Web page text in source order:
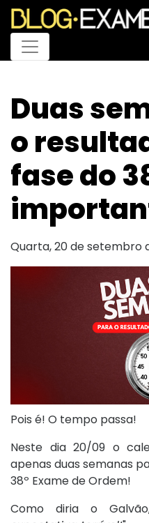
Menu
Duas
o
fase do
Quarta, 20 de setembro
Pois é! O tempo passa!
Neste dia 20/09 o
apenas duas semanas
38º Exame de Ordem!
Como diria o